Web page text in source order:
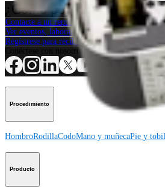
¿Cómo podemos ayudarlo?
Contacte a un representante
Ver eventos, laboratorios y oportunidades
Regístrese para recibir: ¿Qué hay de nuevo en
Conéctese con nosotros
Procedimiento
HombroRodillaCodoMano y muñecaPie y
Producto